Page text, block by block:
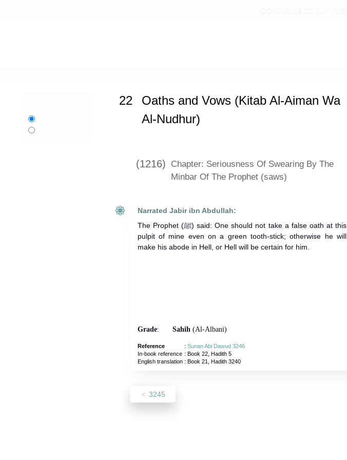
22
Oaths and Vows (Kitab Al-Aiman Wa
Al-Nudhur)
(1216) Chapter: Seriousness Of Swearing By The
Minbar Of The Prophet (saws)
Narrated Jabir ibn Abdullah:
The Prophet (ﷺ) said: One should not take a false oath at this
pulpit of mine even on a green tooth-stick; otherwise he will
make his abode in Hell, or Hell will be certain for him.
Grade: Sahih(Al-Albani)
Reference : Sunan Abi Dawud 3246
In-book reference : Book 22, Hadith 5
English translation: Book 21, Hadith 3240
3245